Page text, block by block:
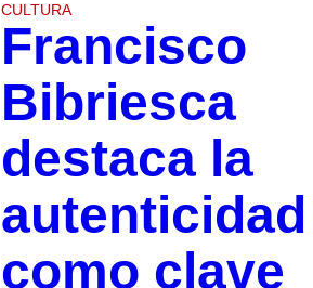
CULTURA
Francisco
Bibriesca
destaca la
autenticidad
como clave